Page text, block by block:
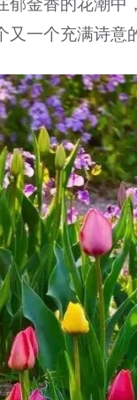
金香的花潮中
又一个充满诗意